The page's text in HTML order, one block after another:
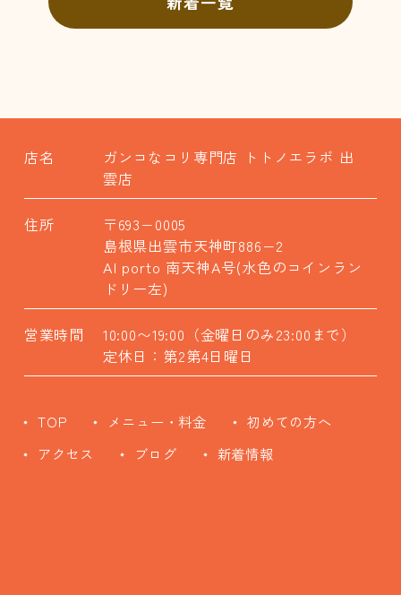
店名
ガンコなコリ専門店 トトノエラボ 出
雲店
住所
〒693−0005
島根県出雲市天神町886−2
AI porto 南天神A号(水色のコインラン
ドリー左)
営業時間
10:00〜19:00（金曜日のみ23:00まで）
定休日：第2第4日曜日
TOP メニュー・料金
初めての方へ
アクセス
ブログ 新着情報